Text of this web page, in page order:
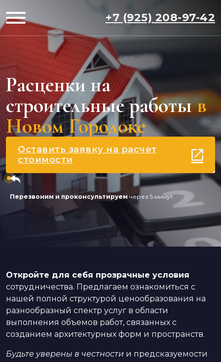
+7 (925) 208-97-42
Расценки на
строительные работыв
Новом Городоке
Оставить заявку на расчет
стоимости
Перезвоним и проконсультируем через 5 минут
Откройте для себя прозрачные условия
сотрудничества. Предлагаем ознакомиться с
нашей полной структурой ценообразования на
разнообразный спектр услуг в области
выполнения объемов работ, связанных с
созданием архитектурных форм и пространств.
Будьте уверены в честности и предсказуемости